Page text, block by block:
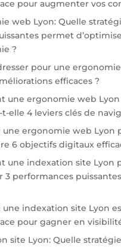
pour augmenter vos
web Lyon: Quelle
permet
?
pour une
efficaces ?
une ergonomie web Lyon
elle 4 leviers clés de
une ergonomie web Lyon
6 objectifs digitaux
une indexation site Lyon
3 performances
une indexation site Lyon
pour gagner en
site Lyon: Quelle